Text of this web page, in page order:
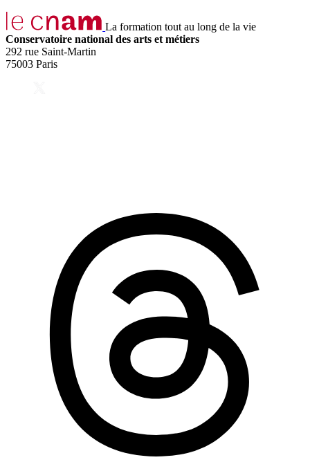
La formation tout au long de la vie
Conservatoire national des arts et métiers
292 rue Saint-Martin
75003 Paris